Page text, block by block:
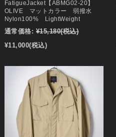
FatigueJacket【ABMG02-20】
OLIVE マットカラー 弱撥水
Nylon100% LightWeight
通常価格: ¥15,180(税込)
¥11,000(税込)